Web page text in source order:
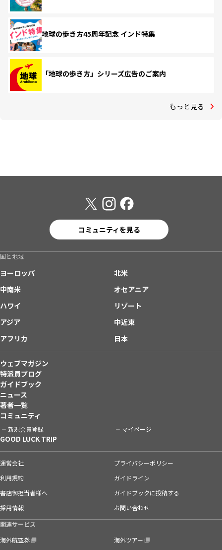
地球の歩き方45周年記念 インド特集
「地球の歩き方」シリーズ広告のご案内
もっと見る
コミュニティを見る
国と地域
ヨーロッパ
北米
中南米
オセアニア
ハワイ
リゾート
アジア
中近東
アフリカ
日本
ウェブマガジン
特派員ブログ
ガイドブック
ニュース
著者一覧
コミュニティ
新規会員登録 マイページ
GOOD LUCK TRIP
運営会社
プライバシーポリシー
利用規約
ガイドライン
書店御担当者様へ
ガイドブックに投稿する
採用情報
お問い合わせ
関連サービス
海外航空券
海外ツアー